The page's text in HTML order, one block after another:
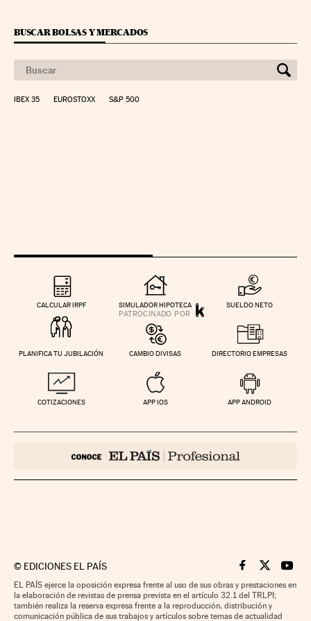
BUSCAR BOLSAS Y MERCADOS
IBEX 35 EUROSTOXX S&P 500
CALCULAR IRPF SIMULADOR HIPOTECA SUELDO NETO
PLANIFICA TU JUBILACIÓN CAMBIO DIVISAS DIRECTORIO EMPRESAS
COTIZACIONES APP IOS APP ANDROID
© EDICIONES EL PAÍS Cinco Días en
Cinco Días
Cinco
EL PAÍS ejerce la oposición expresa frente al uso de sus obras y prestaciones en
la elaboración de revistas de prensa prevista en el artículo 32.1 del TRLPI;
también realiza la reserva expresa frente a la reproducción, distribución y
comunicación pública de sus trabajos y artículos sobre temas de actualidad